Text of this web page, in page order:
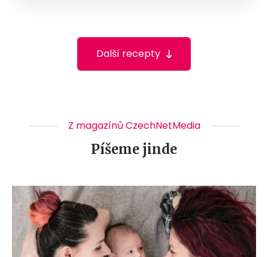
Další recepty
Z magazínů CzechNetMedia
Píšeme jinde